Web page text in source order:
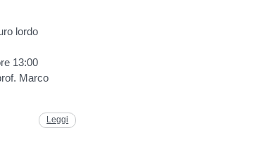
lordo
13:00
Marco
Leggi